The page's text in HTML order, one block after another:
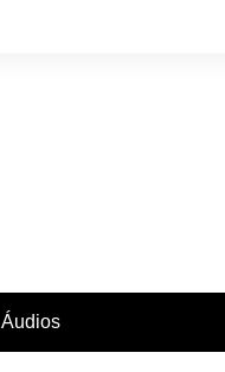
Áudios